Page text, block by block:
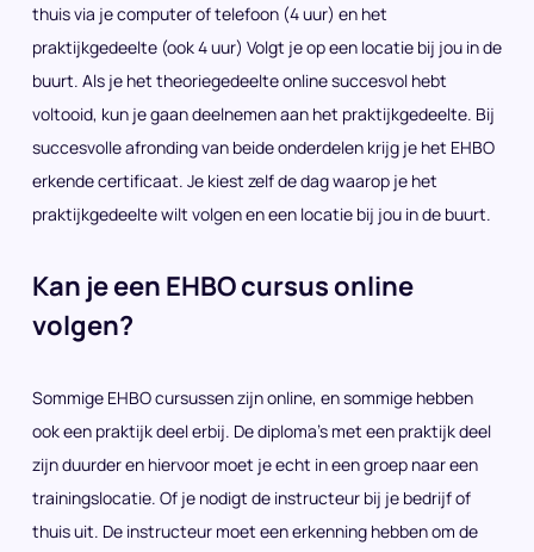
thuis via je computer of telefoon (4 uur) en het
praktijkgedeelte (ook 4 uur) Volgt je op een locatie bij jou in de
buurt. Als je het theoriegedeelte online succesvol hebt
voltooid, kun je gaan deelnemen aan het praktijkgedeelte. Bij
succesvolle afronding van beide onderdelen krijg je het EHBO
erkende certificaat. Je kiest zelf de dag waarop je het
praktijkgedeelte wilt volgen en een locatie bij jou in de buurt.
Kan je een EHBO cursus online
volgen?
Sommige EHBO cursussen zijn online, en sommige hebben
ook een praktijk deel erbij. De diploma’s met een praktijk deel
zijn duurder en hiervoor moet je echt in een groep naar een
trainingslocatie. Of je nodigt de instructeur bij je bedrijf of
thuis uit. De instructeur moet een erkenning hebben om de